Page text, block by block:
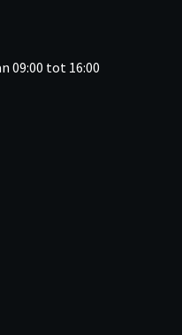
09:00 tot 16:00